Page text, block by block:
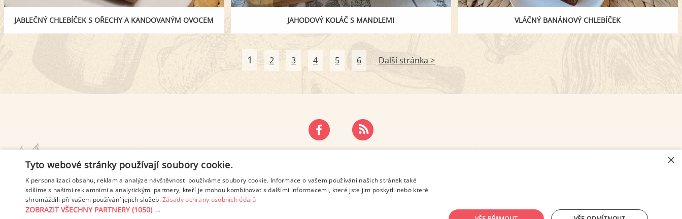
JABLEČNÝ CHLEBÍČEK S OŘECHY A KANDOVANÝM OVOCEM JAHODOVÝ KOLÁČ S MANDLEMI VLÁČNÝ BANÁNOVÝ CHLEBÍČEK
1 2 3 4 5 6 Další stránka >
PODMÍNKY UŽITÍ ZÁSADY OCHRANY OSOBNÍCH ÚDAJŮ ×
Tyto webové stránky používají soubory cookie.
K personalizaci obsahu, reklam a analýze návštěvnosti používáme soubory cookie. Informace o vašem používání našich stránek také
sdílíme s našimi reklamními a analytickými partnery, kteří je mohou kombinovat s dalšími informacemi, které jste jim poskytli nebo které
shromáždili při vašem používání jejich služeb.Zásady ochrany osobních údajů
ZOBRAZIT VŠECHNY PARTNERY(1050) →